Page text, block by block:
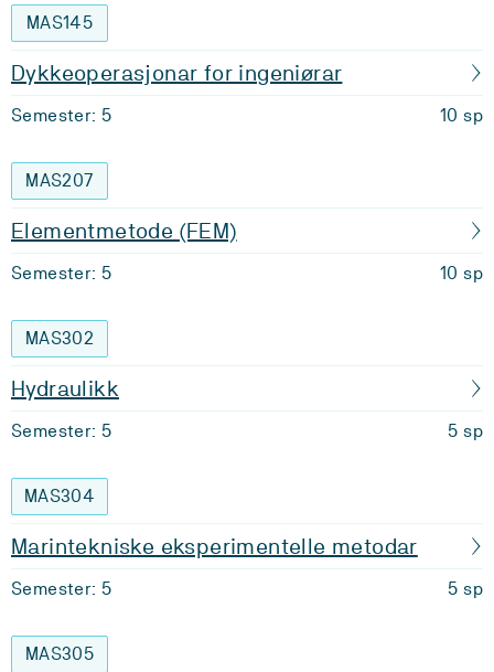
MAS145
Dykkeoperasjonar for ingeniørar
Semester: 5 10 sp
MAS207
Elementmetode (FEM)
Semester: 5 10 sp
MAS302
Hydraulikk
Semester: 5 5 sp
MAS304
Marintekniske eksperimentelle metodar
Semester: 5 5 sp
MAS305